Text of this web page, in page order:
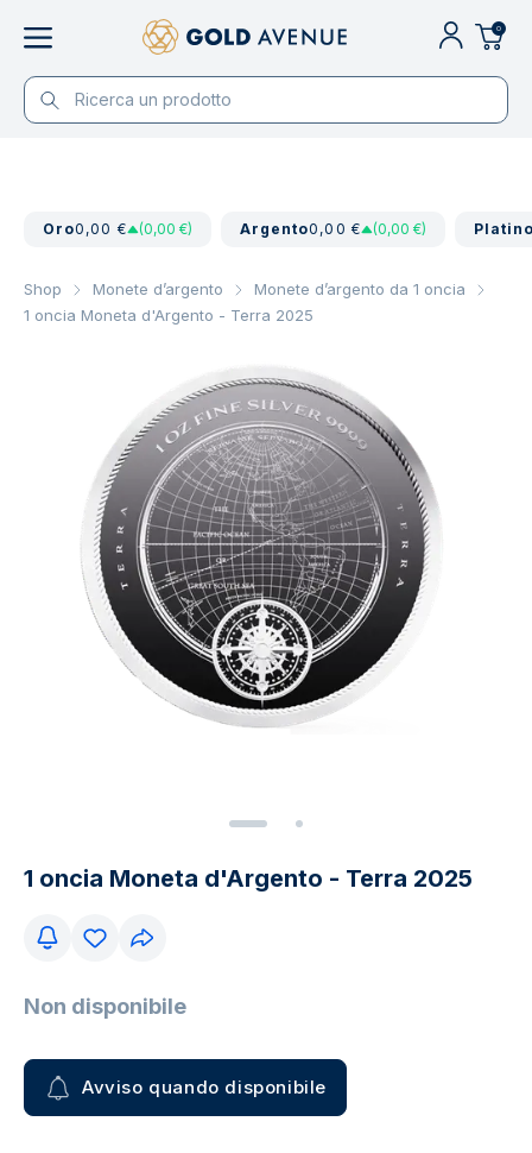
0
Oro0,00 € (0,00 €) Argento0,00 € (0,00 €)
Shop Monete d’argento
Monete d’argento da 1 oncia
1 oncia Moneta d'Argento - Terra 2025
1 oncia Moneta d'Argento - Terra 2025
Non disponibile
Avviso quando disponibile